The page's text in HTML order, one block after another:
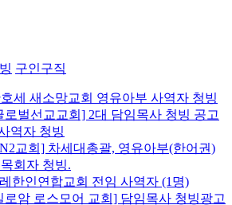
구인구직
세 새소망교회 영유아부 사역자 청빙
로벌선교교회] 2대 담임목사 청빙 공고
역자 청빙
교회] 차세대총괄, 영유아부(한어권)
회자 청빙.
한인연합교회 전임 사역자 (1명)
로암 로스모어 교회] 담임목사 청빙광고